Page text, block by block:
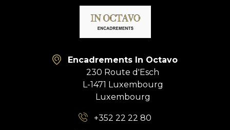
Encadrements In Octavo
230 Route d'Esch
L-1471 Luxembourg
Luxembourg
+352 22 22 80